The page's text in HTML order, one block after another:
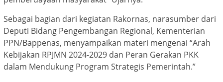
Sebagai bagian dari kegiatan Rakornas, narasumber dari
Deputi Bidang Pengembangan Regional, Kementerian
PPN/Bappenas, menyampaikan materi mengenai “Arah
Kebijakan RPJMN 2024-2029 dan Peran Gerakan PKK
dalam Mendukung Program Strategis Pemerintah.”